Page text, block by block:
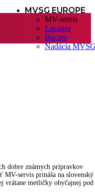
MVSG EUROPE
MV-servis
Lucagra
Bacaro
Nadácia
dobre známych prípravkov
servis prináša na slovenský
vrátane metličky obyčajnej pod